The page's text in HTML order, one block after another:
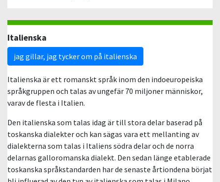
Italienska
jag gillar, jag tycker om på italienska
Italienska är ett romanskt språk inom den indoeuropeiska
språkgruppen och talas av ungefär 70 miljoner människor,
varav de flesta i Italien.
Den italienska som talas idag är till stora delar baserad på
toskanska dialekter och kan sägas vara ett mellanting av
dialekterna som talas i Italiens södra delar och de norra
delarnas galloromanska dialekt. Den sedan länge etablerade
toskanska språkstandarden har de senaste årtiondena börjat